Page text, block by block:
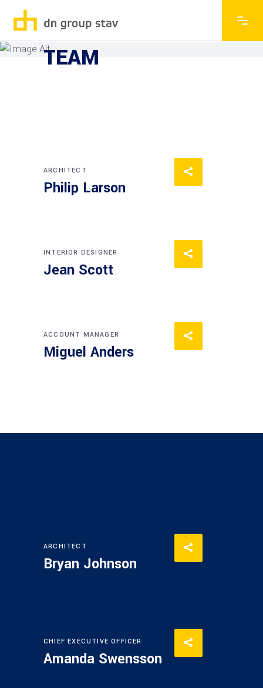
TEAM
ARCHITECT
Philip Larson
INTERIOR DESIGNER
Jean Scott
ACCOUNT MANAGER
Miguel Anders
ARCHITECT
Bryan Johnson
CHIEF EXECUTIVE OFFICER
Amanda Swensson